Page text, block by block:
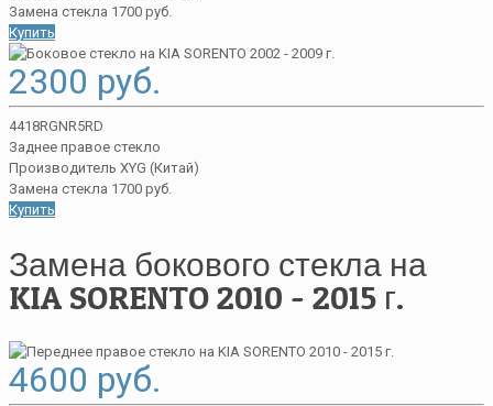
Замена стекла 1700 руб.
Купить
2300 руб.
4418RGNR5RD
Заднее правое стекло
Производитель XYG (Китай)
Замена стекла 1700 руб.
Купить
Замена бокового стекла на
KIA SORENTO 2010 - 2015 г.
4600 руб.